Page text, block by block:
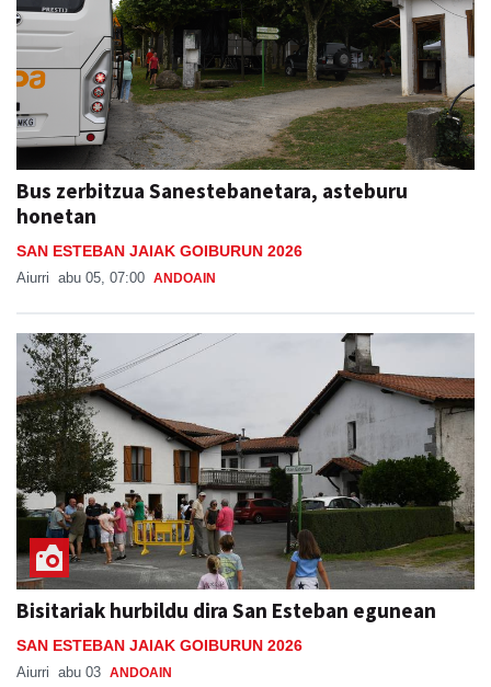
Bus zerbitzua Sanestebanetara, asteburu
honetan
SAN ESTEBAN JAIAK GOIBURUN 2026
Aiurri abu 05, 07:00 ANDOAIN
Bisitariak hurbildu dira San Esteban egunean
SAN ESTEBAN JAIAK GOIBURUN 2026
Aiurri abu 03 ANDOAIN